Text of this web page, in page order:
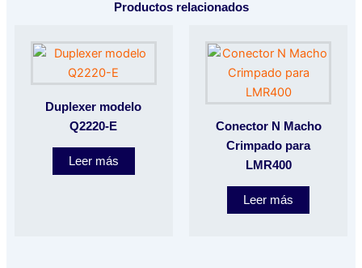
Productos relacionados
Duplexer modelo
Q2220-E
Leer más
Conector N Macho
Crimpado para
LMR400
Leer más